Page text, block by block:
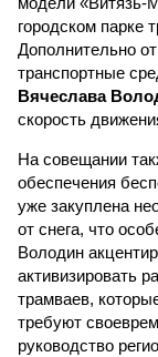
городском парке
Дополнительно
транспортные
Вячеслава
скорость
На совещании
обеспечения
уже закуплена
от снега, что
Володин
активизировать
трамваев,
требуют
руководство